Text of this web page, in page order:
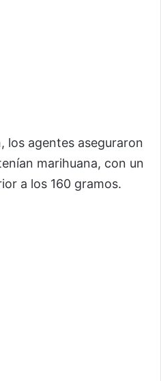
los agentes aseguraron
marihuana, con un
a los 160 gramos.